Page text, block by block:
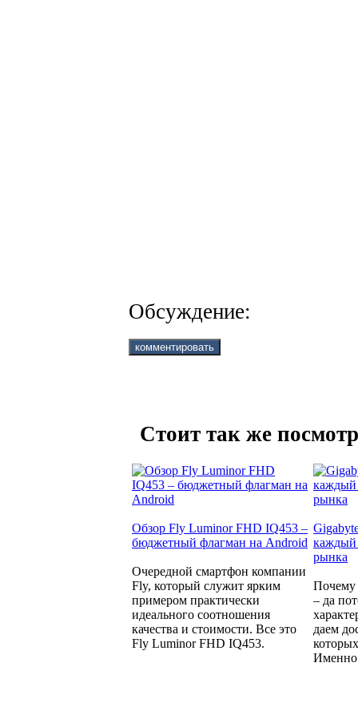
Обсуждение:
Стоит так же
Обзор Fly Luminor FHD IQ453 –
бюджетный флагман на Android
Очередной смартфон компании
Fly, который служит ярким
примером практически
идеального соотношения
качества и стоимости. Все это
Fly Luminor FHD IQ453.
каждый
рынка
Почему
– да
даем
Именно